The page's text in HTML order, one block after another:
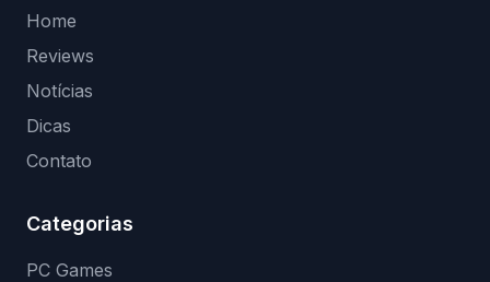
Home
Reviews
Notícias
Dicas
Contato
Categorias
PC Games